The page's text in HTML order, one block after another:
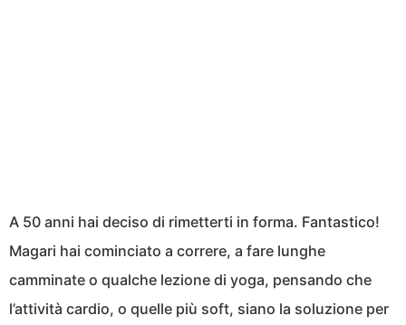
A 50 anni hai deciso di rimetterti in forma. Fantastico!
Magari hai cominciato a correre, a fare lunghe
camminate o qualche lezione di yoga, pensando che
l’attività cardio, o quelle più soft, siano la soluzione per